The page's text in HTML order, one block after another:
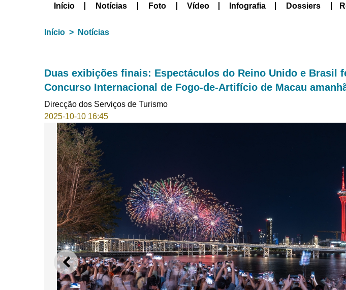
Início Notícias Foto Vídeo Infografia Dossiers
Início Notícias
Duas exibições finais: Espectáculos do Reino Unido e Brasil
Concurso Internacional de Fogo-de-Artifício de Macau
Direcção dos Serviços de Turismo
2025-10-10 16:45
ANTERIOR